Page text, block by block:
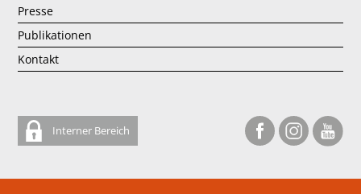
Presse
Publikationen
Kontakt
Interner Bereich